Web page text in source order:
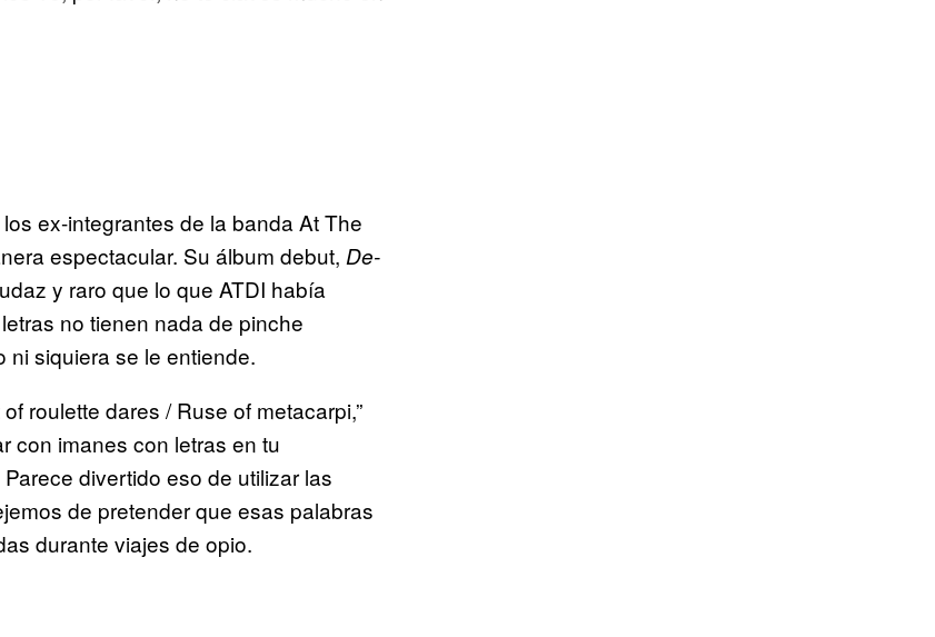
ex-integrantes de la banda At The
espectacular. Su álbum debut, De-
y raro que lo que ATDI había
no tienen nada de pinche
siquiera se le entiende.
roulette dares / Ruse of metacarpi,”
con imanes con letras en tu
divertido eso de utilizar las
de pretender que esas palabras
durante viajes de opio.